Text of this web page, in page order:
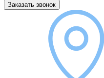
Заказать звонок